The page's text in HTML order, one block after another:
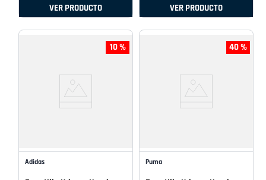
VER PRODUCTO VER PRODUCTO
10 %
Adidas
40 %
Puma